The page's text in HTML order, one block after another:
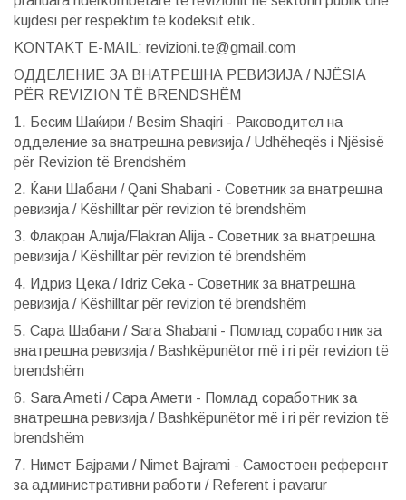
kujdesi për respektim të kodeksit etik.
KONTAKT E-MAIL: revizioni.te@gmail.com
ОДДЕЛЕНИЕ ЗА ВНАТРЕШНА РЕВИЗИЈА / NJËSIA
PËR REVIZION TË BRENDSHËM
1. Бесим Шаќири / Besim Shaqiri - Раководител на
одделение за внатрешна ревизија / Udhëheqës i Njësisë
për Revizion të Brendshëm
2. Ќани Шабани / Qani Shabani - Советник за внатрешна
ревизија / Këshilltar për revizion të brendshëm
3. Флакран Алија/Flakran Alija - Советник за внатрешна
ревизија / Këshilltar për revizion të brendshëm
4. Идриз Цека / Idriz Ceka - Советник за внатрешна
ревизија / Këshilltar për revizion të brendshëm
5. Сара Шабани / Sara Shabani - Помлад соработник за
внатрешна ревизија / Bashkëpunëtor më i ri për revizion të
brendshëm
6. Sara Ameti / Сара Амети - Помлад соработник за
внатрешна ревизија / Bashkëpunëtor më i ri për revizion të
brendshëm
7. Нимет Бајрами / Nimet Bajrami - Самостоен референт
за административни работи / Referent i pavarur